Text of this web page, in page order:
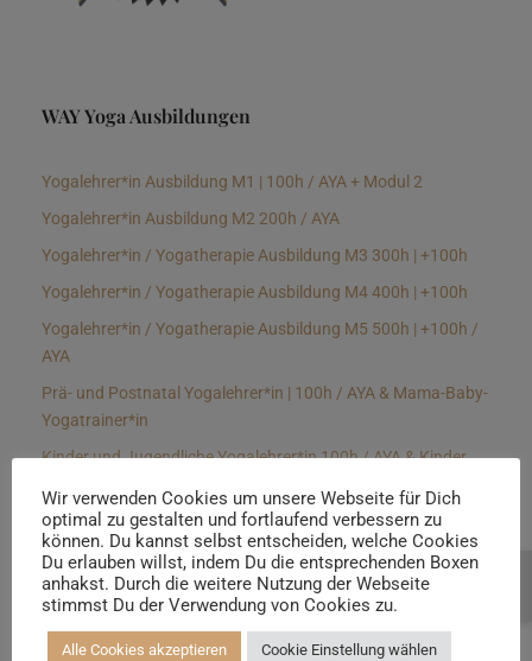
WAY Yoga Ausbildungen
Yogalehrer*in Ausbildung M1 | 100h / AYA + Modul 2
Yogalehrer*in Ausbildung M2 200h / AYA
Yogalehrer*in / Yogatherapie Ausbildung M3 300h | +100h
Yogalehrer*in / Yogatherapie Ausbildung M4 400h | +100h
Yogalehrer*in / Yogatherapie Ausbildung M5 500h | +100h /
AYA
Prä- und Postnatal Yogalehrer*in | 100h / AYA & Mama-Baby-
Yogatrainer*in
Kinder und Jugendliche Yogalehrer*in 100h / AYA & Kinder
Yin Yogalehrer*in | 100 h & Faszientrainer*in
Hormon Yogalehrer*in / Yogatherapeut*in &
Stressmanagementtrainer*in | 70h
Longevitytrainer*in
Wir verwenden Cookies um unsere Webseite für Dich
optimal zu gestalten und fortlaufend verbessern zu
können. Du kannst selbst entscheiden, welche Cookies
Du erlauben willst, indem Du die entsprechenden Boxen
anhakst. Durch die weitere Nutzung der Webseite
stimmst Du der Verwendung von Cookies zu.
Alle Cookies akzeptieren Cookie Einstellung wählen
Beratung buchen